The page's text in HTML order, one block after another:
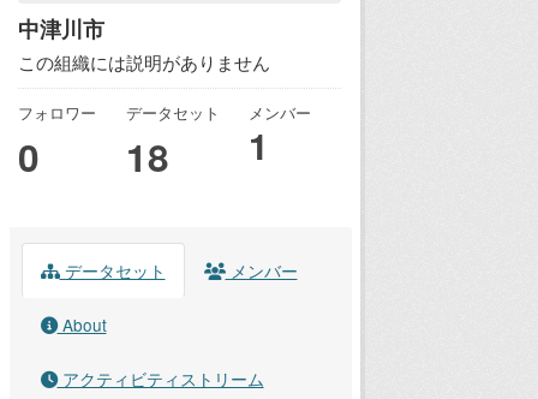
中津川市
この組織には説明がありません
フォロワー
0
データセット
18
メンバー
1
データセット メンバー
About
アクティビティストリーム